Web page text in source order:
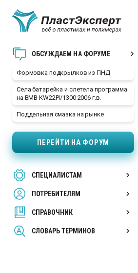
ОБСУЖДАЕМ НА ФОРУМЕ
Формовка подкрылков из ПНД
Села батарейка и слетела программа
на BMB KW22PI/1300 2006 г.в.
Поддельная смазка на рынке
ПЕРЕЙТИ НА ФОРУМ
СПЕЦИАЛИСТАМ
ПОТРЕБИТЕЛЯМ
СПРАВОЧНИК
СЛОВАРЬ ТЕРМИНОВ